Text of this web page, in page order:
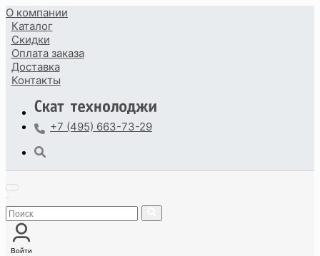
О компании
Каталог
Скидки
Оплата заказа
Доставка
Контакты
+7 (495) 663-73-29
Войти